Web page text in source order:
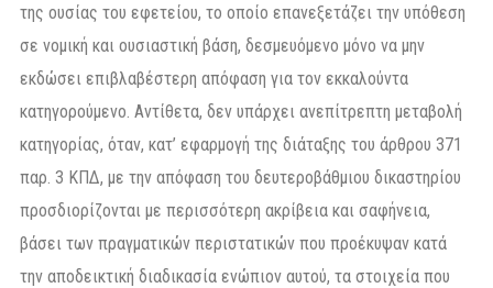
της ουσίας του εφετείου, το οποίο επανεξετάζει την υπόθεση
σε νομική και ουσιαστική βάση, δεσμευόμενο μόνο να μην
εκδώσει επιβλαβέστερη απόφαση για τον εκκαλούντα
κατηγορούμενο. Αντίθετα, δεν υπάρχει ανεπίτρεπτη μεταβολή
κατηγορίας, όταν, κατ’ εφαρμογή της διάταξης του άρθρου 371
παρ. 3 ΚΠΔ, με την απόφαση του δευτεροβάθμιου δικαστηρίου
προσδιορίζονται με περισσότερη ακρίβεια και σαφήνεια,
βάσει των πραγματικών περιστατικών που προέκυψαν κατά
την αποδεικτική διαδικασία ενώπιον αυτού, τα στοιχεία που